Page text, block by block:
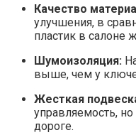
Качество
улучшения, в
пластик в салоне
Шумоизоляция:
выше, чем у
Жесткая
управляемость,
дороге.